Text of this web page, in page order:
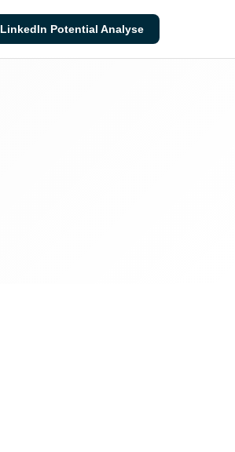
LinkedIn Potential Analyse